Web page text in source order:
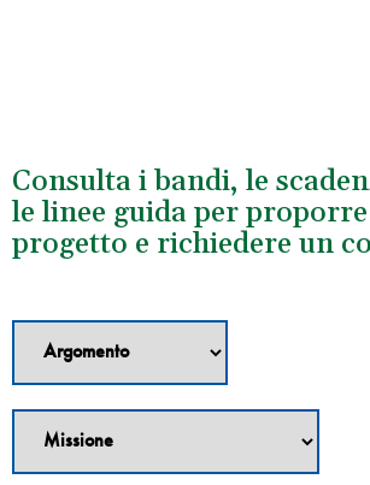
Consulta i bandi, le
le linee guida per
progetto e richiedere un